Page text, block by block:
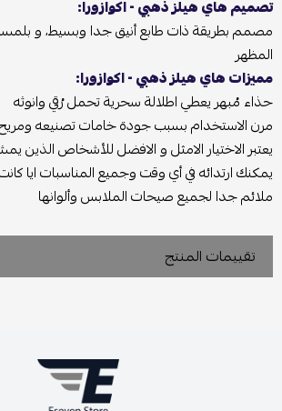
تصميم هاي هيلز ذهبي - اكوازورا:
مصمم بطريقة ذات طابع أنيق جدا وبسيط، و
المظهر
مميزات هاي هيلز ذهبي - اكوازورا:
حذاء مُبهر يعطي اطلالة سحرية تحمل رُقي وانوثه
مرن الاستخدام بسبب جودة خامات تصنيعه ومريح
يعتبر الاختيار الامثل و الافضل للأشخاص الذين
يمكنك ارتدائه في أي وقت وجميع المناسبات ايا
ملائم جدا لجميع صيحات الملابس وألوانها
تقييمات المنتج